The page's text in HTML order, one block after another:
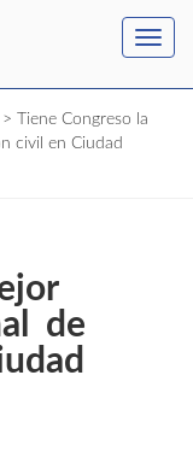
>
Tiene Congreso la
civil en Ciudad
de